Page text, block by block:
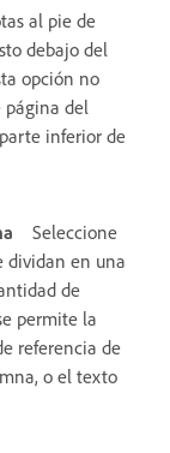
al pie de
debajo del
opción no
página del
inferior de
Seleccione
dividan en una
de
permite la
referencia de
o el texto